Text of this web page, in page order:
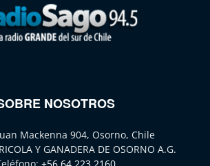
NOSOTROS
Mackenna 904, Osorno, Chile
Y GANADERA DE OSORNO A.G.